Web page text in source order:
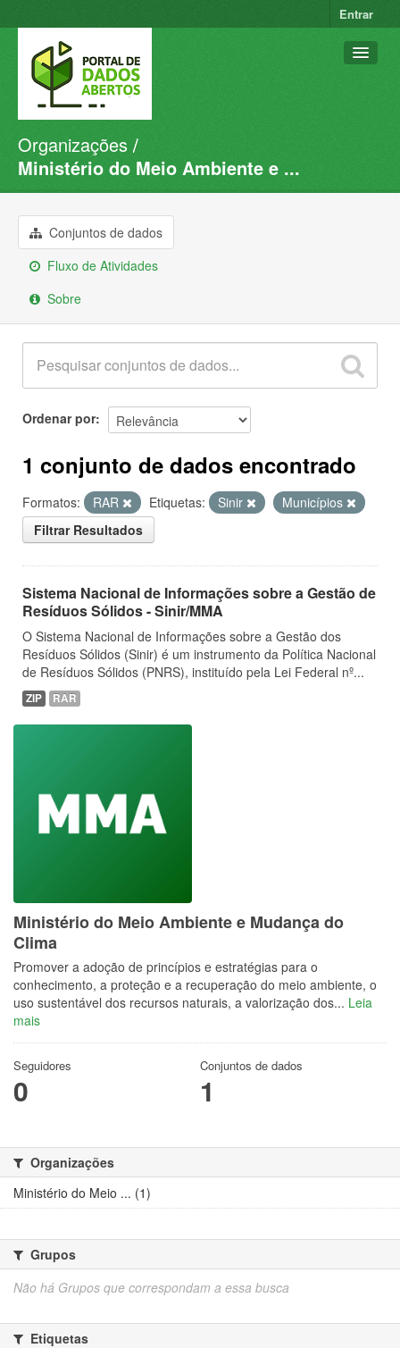
Entrar
Conjuntos de dados
Organizações
Sobre
Organizações
Ministério do Meio Ambiente e ...
Conjuntos de dados
Fluxo de Atividades
Sobre
Ordenar por
1 conjunto de dados encontrado
Formatos: RAR Etiquetas: Sinir
Municípios
Filtrar Resultados
Sistema Nacional de Informações sobre a Gestão de
Resíduos Sólidos - Sinir/MMA
O Sistema Nacional de Informações sobre a Gestão dos
Resíduos Sólidos (Sinir) é um instrumento da Política Nacional
de Resíduos Sólidos (PNRS), instituído pela Lei Federal nº...
ZIP RAR
Ministério do Meio Ambiente e Mudança do
Clima
Promover a adoção de princípios e estratégias para o
conhecimento, a proteção e a recuperação do meio ambiente, o
uso sustentável dos recursos naturais, a valorização dos... Leia
mais
Seguidores
0
Conjuntos de dados
1
Organizações
Ministério do Meio ... (1)
Grupos
Não há Grupos que correspondam a essa busca
Etiquetas